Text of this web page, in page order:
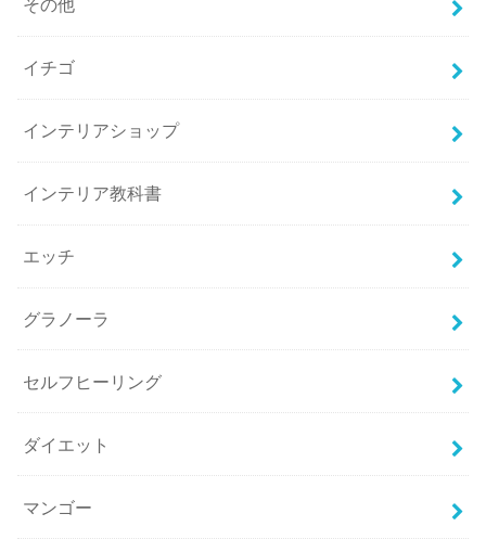
その他
イチゴ
インテリアショップ
インテリア教科書
エッチ
グラノーラ
セルフヒーリング
ダイエット
マンゴー